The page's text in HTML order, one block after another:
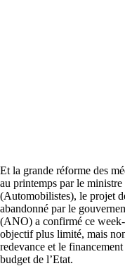
Et la grande réforme des
au printemps par le
(Automobilistes), le projet
abandonné par le
(ANO) a confirmé ce
objectif plus limité, mais
redevance et le
budget de l’Etat.